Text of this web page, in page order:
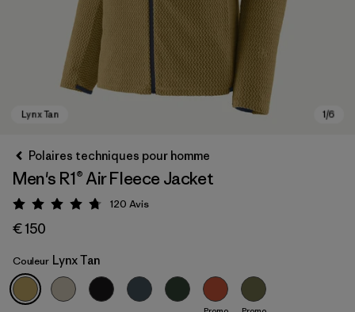
Lynx Tan
Polaires techniques pour homme
Men's R1® Air Fleece Jacket
Évaluation: 4.7 / 5
120 Avis
€ 150
Couleur Lynx Tan